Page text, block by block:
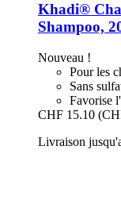
Khadi®
Shampoo,
Nouveau !
Pour les
Sans
Favorise
CHF 15.10
Livraison